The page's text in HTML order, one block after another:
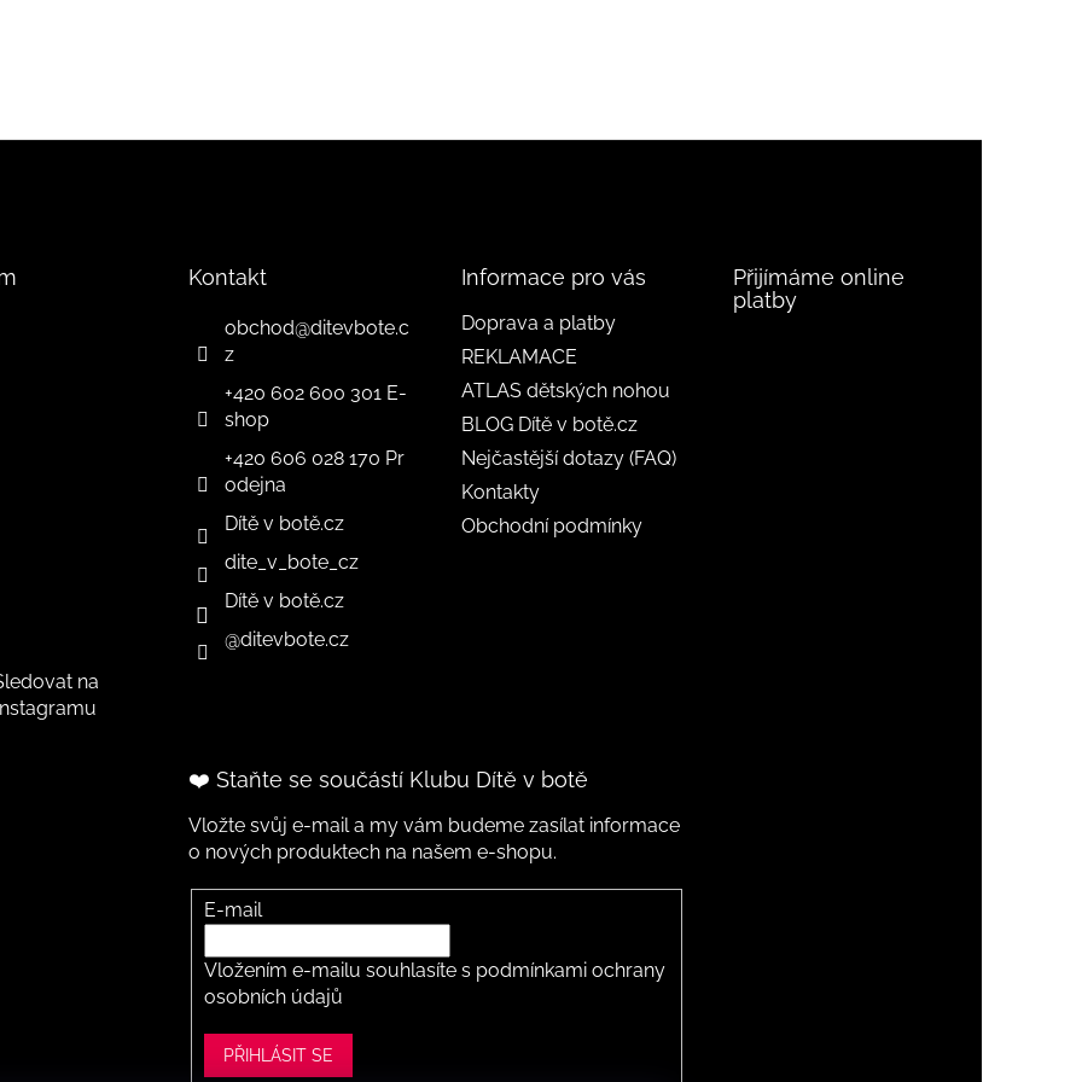
na
Instagramu
Kontakt
obchod@ditevbote.c
z
+420 602 600 301 E-
shop
+420 606 028 170 Pr
odejna
Dítě v botě.cz
dite_v_bote_cz
Dítě v botě.cz
@ditevbote.cz
Informace pro vás
Doprava a platby
REKLAMACE
ATLAS dětských nohou
BLOG Dítě v botě.cz
Nejčastější dotazy (FAQ)
Kontakty
Obchodní podmínky
Přijímáme online
platby
❤️ Staňte se součástí Klubu Dítě v botě
Vložte svůj e-mail a my vám budeme zasílat informace
o nových produktech na našem e-shopu.
E-mail
Vložením e-mailu souhlasíte s podmínkami ochrany
osobních údajů
PŘIHLÁSIT SE